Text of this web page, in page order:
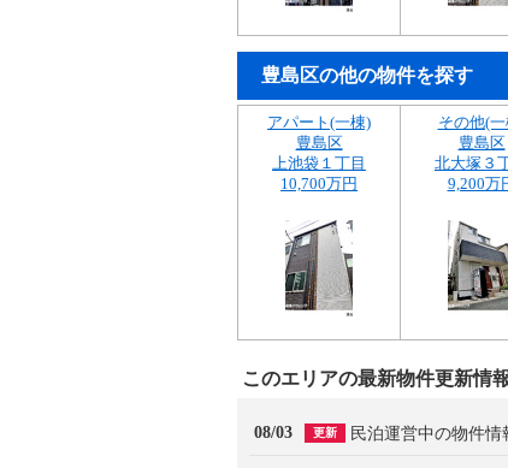
豊島区の他の物件を探す
アパート(一棟)
豊島区
上池袋１丁目
10,700万円
その他(一
豊島区
北大塚３
9,200万
このエリアの最新物件更新情
08/03 更新 民泊運営中の物件情